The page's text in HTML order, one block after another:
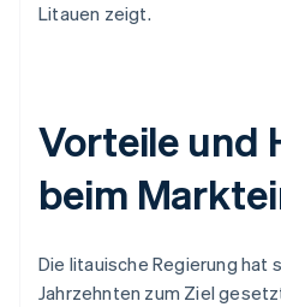
Litauen zeigt.
Vorteile und
beim
Die litauische Regierung hat
Jahrzehnten zum Ziel